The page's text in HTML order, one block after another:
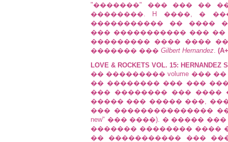
"�������" ��� ��� ��
��������. H ����, �
����������� �� ����
��� ����������� ��� ��
��������� ���� ����
������� ��� Gilbert Hernandez.
LOVE & ROCKETS VOL. 15: HERNANDEZ
�� ��������� volume ��� ��
�� �������� ��� ���
��� �������� ��� ����
����� ��� ����� ���,
��� ��������������� ���
new" ��� ����). � �����
������� �������� ����
�� ����������� ���